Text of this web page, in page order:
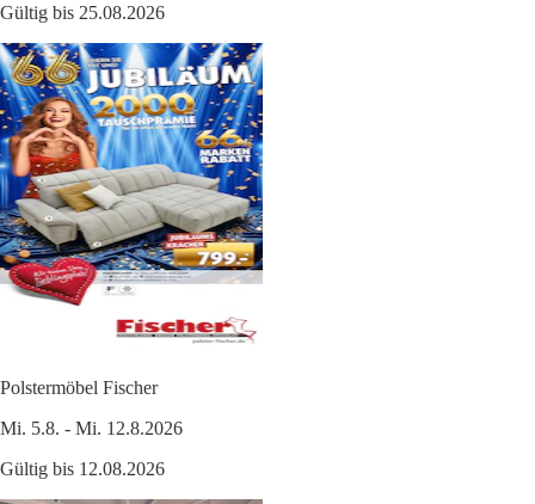
Gültig bis 25.08.2026
Polstermöbel Fischer
Mi. 5.8. - Mi. 12.8.2026
Gültig bis 12.08.2026